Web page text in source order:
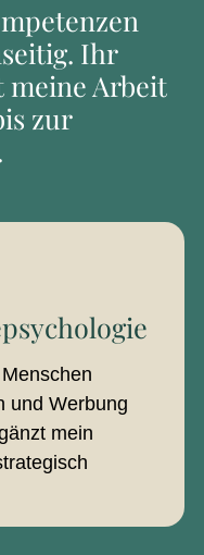
Ihr
meine Arbeit
zur
und Werbung
mein